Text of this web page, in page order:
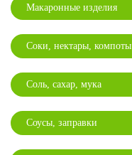
Макаронные изделия
Соки, нектары, компоты
Соль, сахар, мука
Соусы, заправки